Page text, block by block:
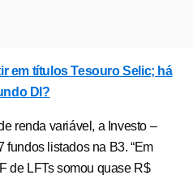
em títulos Tesouro Selic; há
DI?
renda variável, a Investo –
fundos listados na B3. “Em
de LFTs somou quase R$